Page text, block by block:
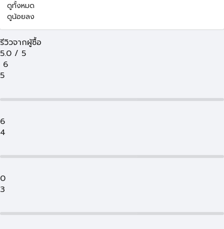
ดูทั้งหมด
ดูน้อยลง
รีวิวจากผู้ซื้อ
5.0 / 5
6
5
6
4
0
3